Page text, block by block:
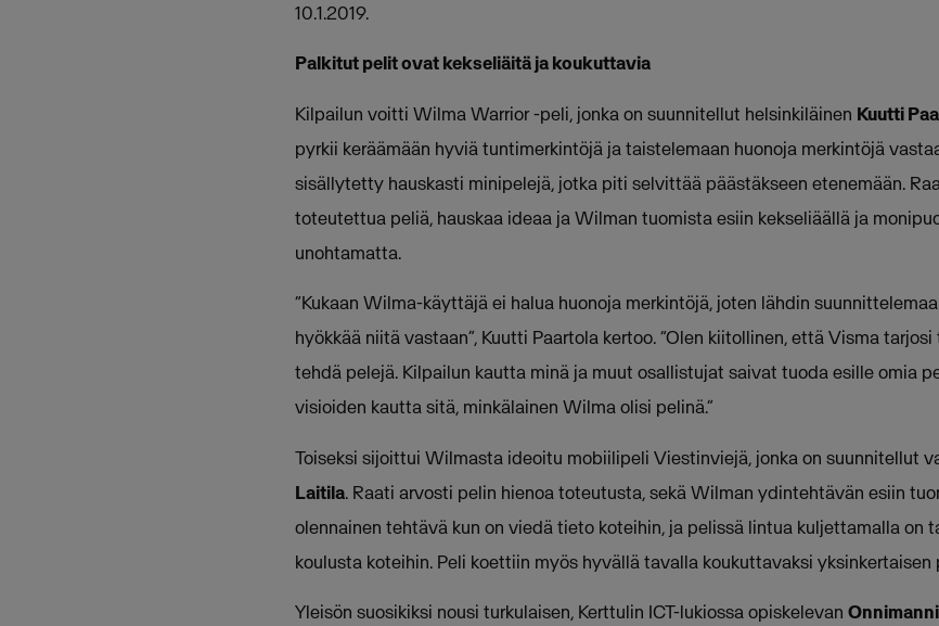
10.1.2019.
Palkitut pelit ovat kekseliäitä ja koukuttavia
Kilpailun voitti Wilma Warrior -peli, jonka on suunnitellut helsinkiläinen Kuutti
pyrkii keräämään hyviä tuntimerkintöjä ja taistelemaan huonoja merkintöjä
sisällytetty hauskasti minipelejä, jotka piti selvittää päästäkseen etenemään.
toteutettua peliä, hauskaa ideaa ja Wilman tuomista esiin kekseliäällä ja
unohtamatta.
“Kukaan Wilma-käyttäjä ei halua huonoja merkintöjä, joten lähdin
hyökkää niitä vastaan”, Kuutti Paartola kertoo. “Olen kiitollinen, että Visma
tehdä pelejä. Kilpailun kautta minä ja muut osallistujat saivat tuoda esille omia
visioiden kautta sitä, minkälainen Wilma olisi pelinä.”
Toiseksi sijoittui Wilmasta ideoitu mobiilipeli Viestinviejä, jonka on suunnitellut
Laitila. Raati arvosti pelin hienoa toteutusta, sekä Wilman ydintehtävän esiin
olennainen tehtävä kun on viedä tieto koteihin, ja pelissä lintua kuljettamalla on
koulusta koteihin. Peli koettiin myös hyvällä tavalla koukuttavaksi yksinkertaisen
Yleisön suosikiksi nousi turkulaisen, Kerttulin ICT-lukiossa opiskelevan